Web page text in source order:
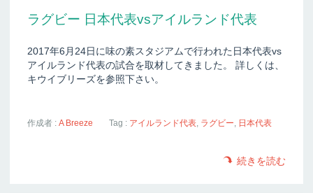
ラグビー 日本代表vsアイルランド代表
2017年6月24日に味の素スタジアムで行われた日本代表vs
アイルランド代表の試合を取材してきました。 詳しくは、
キウイブリーズを参照下さい。
作成者 :A Breeze Tag : アイルランド代表 ラグビー 日本代表
続きを読む